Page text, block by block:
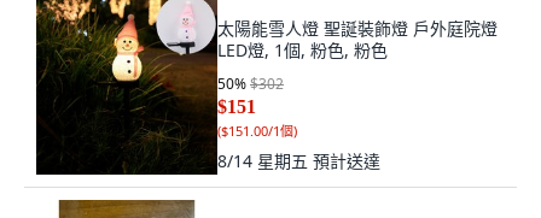
太陽能雪人燈 聖誕裝飾燈 戶外庭院燈
LED燈, 1個, 粉色, 粉色
50%$302
$151
($151.00/1個)
8/14 星期五 預計送達